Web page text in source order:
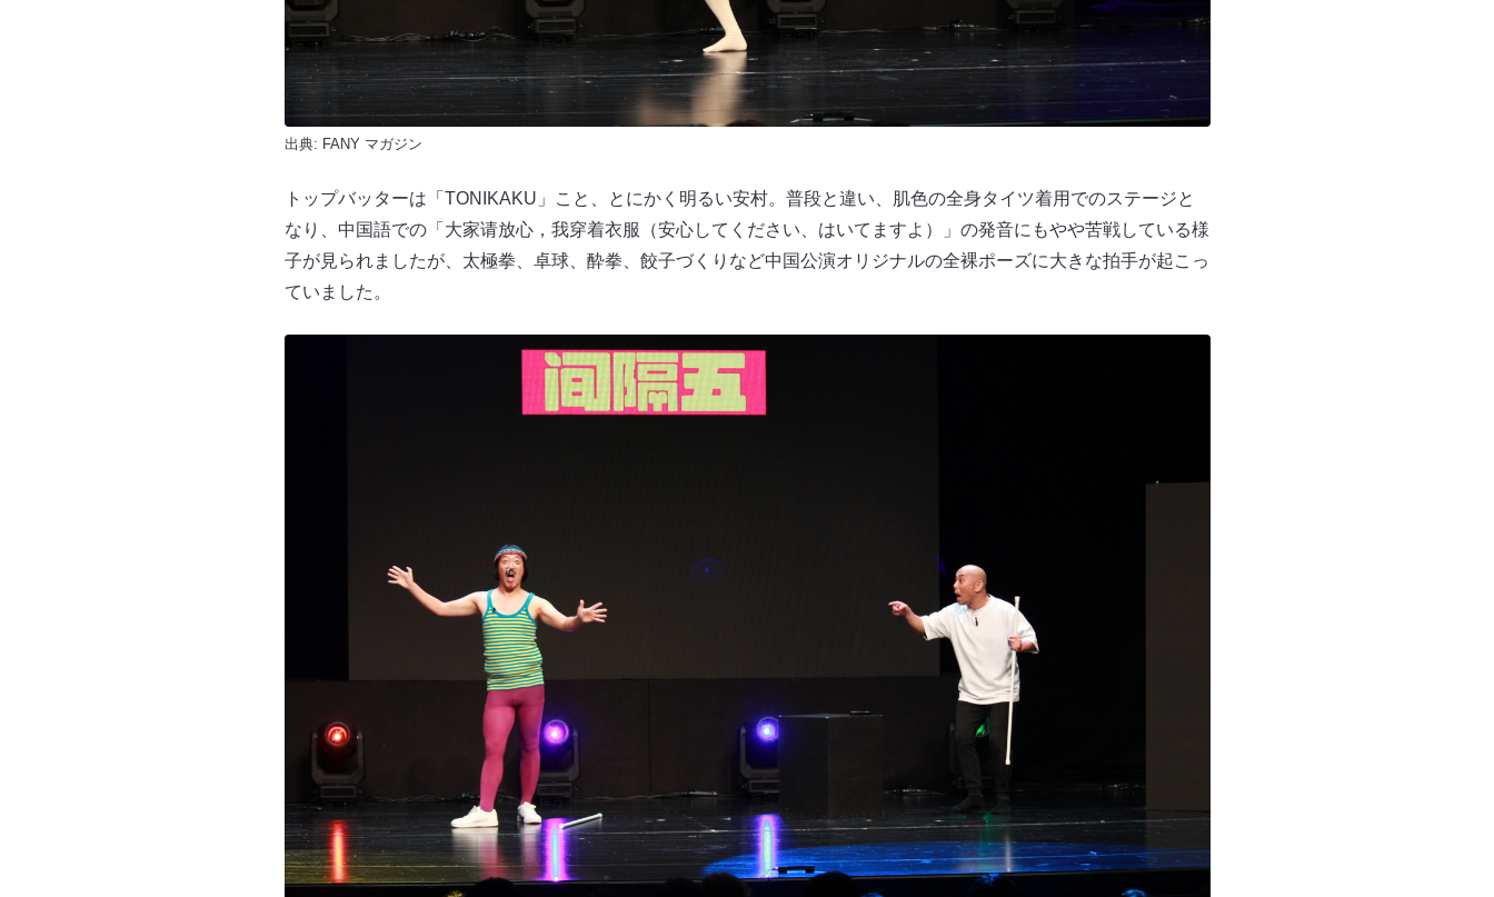
出典: FANY マガジン
トップバッターは「TONIKAKU」こと、とにかく明るい安村。普段と違い、肌色の全身タイツ着用でのステージと
なり、中国語での「大家请放心，我穿着衣服（安心してください、はいてますよ）」の発音にもやや苦戦している様
子が見られましたが、太極拳、卓球、酔拳、餃子づくりなど中国公演オリジナルの全裸ポーズに大きな拍手が起こっ
ていました。